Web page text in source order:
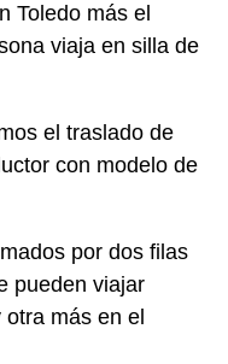
Toledo más el
viaja en silla de
el traslado de
con modelo de
por dos filas
pueden viajar
más en el